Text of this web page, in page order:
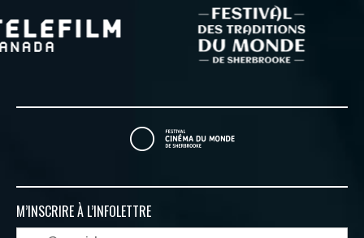
M’INSCRIRE À L’INFOLETTRE